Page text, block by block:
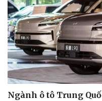
Cải chính
Ngành ô tô Trung